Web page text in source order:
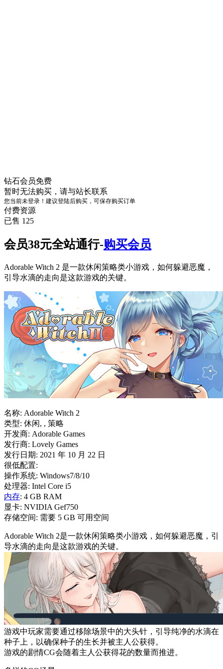
钻石会员免费
暂时无法购买，请与站长联系
您当前未登录！建议登陆后购买，可保存购买订单
付费资源
已售 125
会员38元全站通行-购买会员
Adorable Witch 2 是一款休闲策略类小游戏，如何躲避恶魔，
引导水滴的走向是这款游戏的关键。
名称: Adorable Witch 2
类型: 休闲, , 策略
开发商: Adorable Games
发行商: Lovely Games
发行日期: 2021 年 10 月 22 日
很低配置:
操作系统: Windows7/8/10
处理器: Intel Core i5
内存: 4 GB RAM
显卡: NVIDIA Gef750
存储空间: 需要 5 GB 可用空间
Adorable Witch 2是一款休闲策略类小游戏，如何躲避恶魔，引
导水滴的走向是这款游戏的关键。
游戏中玩家需要通过移除场景中的大头针，引导纯净的水滴在
种子上，以确保种子的生长并被主人公获得。
游戏的剧情CG会随着主人公获得花的数量而推进。